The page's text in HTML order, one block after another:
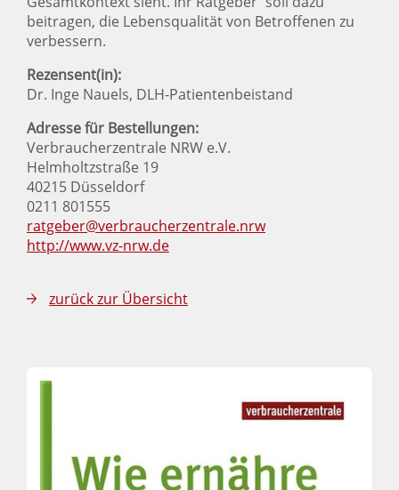
beitragen, die Lebensqualität von Betroffenen zu
verbessern.
Rezensent(in):
Dr. Inge Nauels, DLH-Patientenbeistand
Adresse für Bestellungen:
Verbraucherzentrale NRW e.V.
Helmholtzstraße 19
40215 Düsseldorf
0211 801555
ratgeber@verbraucherzentrale.nrw
http://www.vz-nrw.de
zurück zur Übersicht